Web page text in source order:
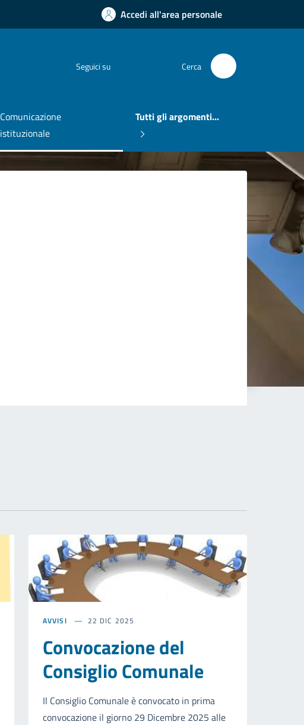
Accedi all'area personale
Seguici su Cerca
Comunicazione
istituzionale
Tutti gli argomenti...
AVVISI 22 DIC 2025
Convocazione del
Consiglio Comunale
Il Consiglio Comunale è convocato in prima
convocazione il giorno 29 Dicembre 2025 alle